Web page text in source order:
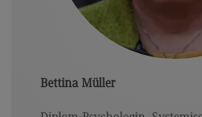
Bettina Müller